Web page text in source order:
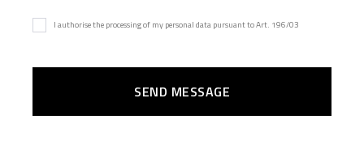
I authorise the processing of my personal data pursuant to Art. 196/03